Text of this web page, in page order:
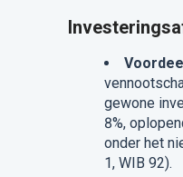
gewone
8%,
onder het
1, WIB 92).